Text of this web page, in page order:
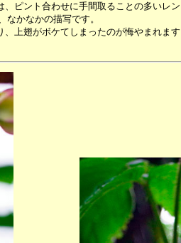
ピント合わせに手間取ることの多いレ
かなかの描写です。
上翅がボケてしまったのが悔やまれます